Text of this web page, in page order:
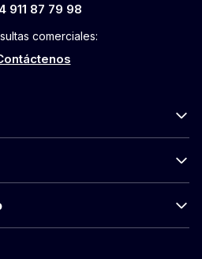
911 87 79 98
comerciales: